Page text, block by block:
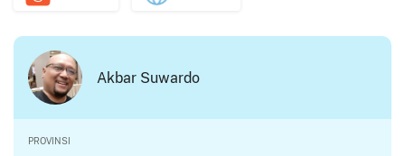
Akbar Suwardo
PROVINSI